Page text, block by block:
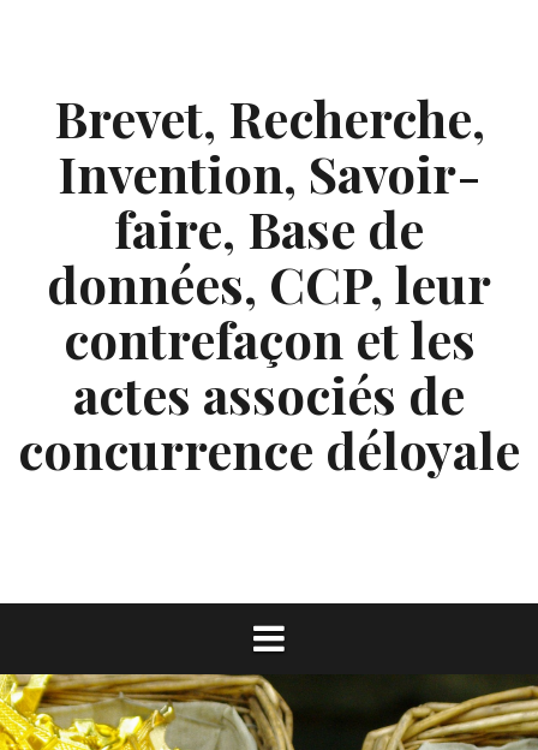
Brevet, Recherche,
Invention, Savoir-
faire, Base de
données, CCP, leur
contrefaçon et les
actes associés de
concurrence déloyale